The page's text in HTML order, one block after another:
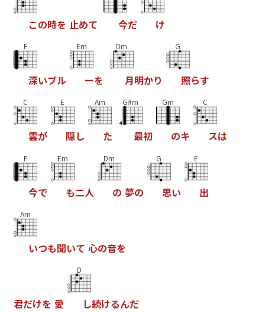
この時を 止めて 今だ け
F
深いブル
Em
ーを
Dm
月明かり
G
照らす
C
雲が
E
隠し
Am
た
G#m
最初
Gm
のキ
C
スは
F
今で
Em
も二人
Dm
の 夢の
G
思い
E
出
Am
いつも聞いて 心の音を
君だけを 愛
D
し続けるんだ